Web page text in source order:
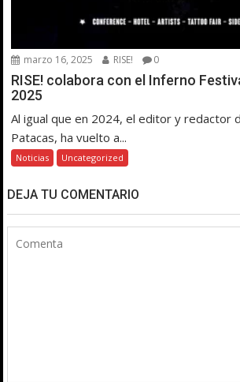
marzo 16, 2025 RISE! 0
RISE! colabora con el Inferno
2025
Al igual que en 2024, el editor y redactor
Patacas, ha vuelto a...
Noticias Uncategorized
DEJA TU COMENTARIO